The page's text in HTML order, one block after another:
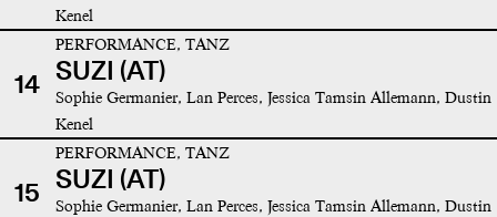
Kenel
14
PERFORMANCE, TANZ
SUZI (AT)
Sophie Germanier, Lan Perces, Jessica Tamsin Allemann, Dustin
Kenel
15
PERFORMANCE, TANZ
SUZI (AT)
Sophie Germanier, Lan Perces, Jessica Tamsin Allemann, Dustin